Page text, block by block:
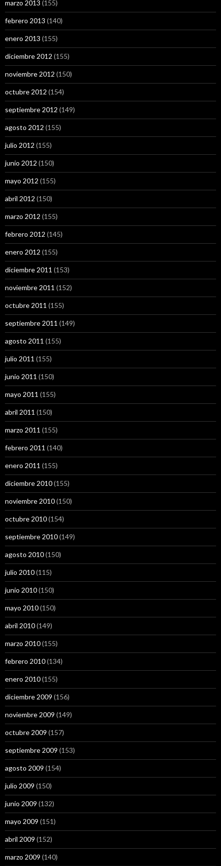
marzo 2013 (155)
febrero 2013 (140)
enero 2013 (155)
diciembre 2012 (155)
noviembre 2012 (150)
octubre 2012 (154)
septiembre 2012 (149)
agosto 2012 (155)
julio 2012 (155)
junio 2012 (150)
mayo 2012 (155)
abril 2012 (150)
marzo 2012 (155)
febrero 2012 (145)
enero 2012 (155)
diciembre 2011 (153)
noviembre 2011 (152)
octubre 2011 (155)
septiembre 2011 (149)
agosto 2011 (155)
julio 2011 (155)
junio 2011 (150)
mayo 2011 (155)
abril 2011 (150)
marzo 2011 (155)
febrero 2011 (140)
enero 2011 (155)
diciembre 2010(155)
noviembre 2010(150)
octubre 2010(154)
septiembre 2010(149)
agosto 2010(150)
julio 2010(115)
junio 2010(150)
mayo 2010(150)
abril 2010(149)
marzo 2010(155)
febrero 2010(134)
enero 2010(155)
diciembre 2009 (156)
noviembre 2009 (149)
octubre 2009 (157)
septiembre 2009 (153)
agosto 2009 (154)
julio 2009 (150)
junio 2009 (132)
mayo 2009 (151)
abril 2009 (152)
marzo 2009 (140)